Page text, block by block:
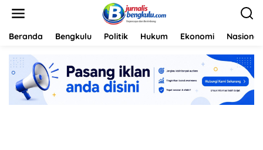
Beranda Bengkulu Politik Hukum Ekonomi Nasional